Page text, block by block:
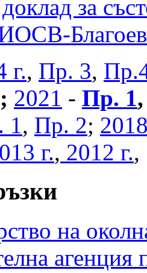
за
г., Пр. 3,
; 2021 - Пр. 1
1, Пр. 2;
г., 2012 г.
на
агенция